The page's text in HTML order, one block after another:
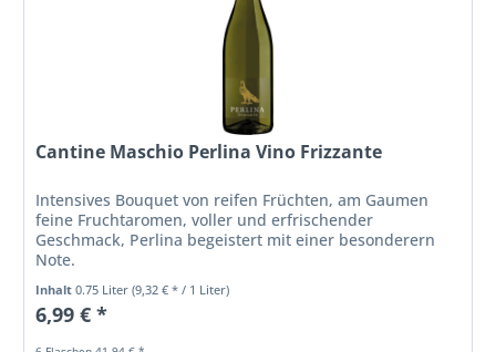
Cantine Maschio Perlina Vino Frizzante
Intensives Bouquet von reifen Früchten, am Gaumen
feine Fruchtaromen, voller und erfrischender
Geschmack, Perlina begeistert mit einer besonderern
Note.
Inhalt0.75 Liter(9,32 € * / 1 Liter)
6,99 € *